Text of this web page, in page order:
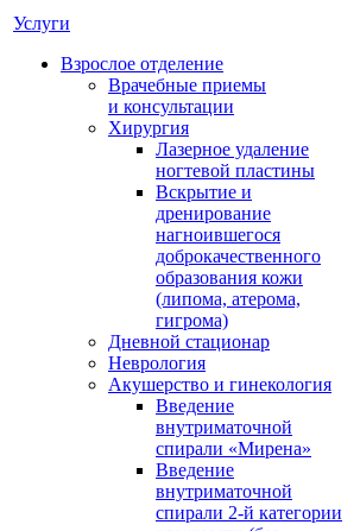
Услуги
Взрослое отделение
Врачебные приемы
и консультации
Хирургия
Лазерное удаление
ногтевой пластины
Вскрытие и
дренирование
нагноившегося
доброкачественного
образования кожи
(липома, атерома,
гигрома)
Дневной стационар
Неврология
Акушерство и гинекология
Введение
внутриматочной
спирали «Мирена»
Введение
внутриматочной
спирали 2-й категории